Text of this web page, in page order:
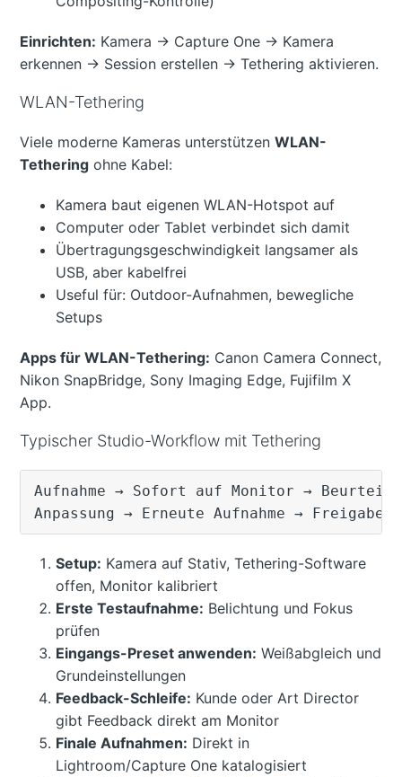
Einrichten: Kamera → Capture One → Kamera
erkennen → Session erstellen → Tethering aktivieren.
WLAN-Tethering
Viele moderne Kameras unterstützenWLAN-
Tethering ohne Kabel:
Kamera baut eigenen WLAN-Hotspot auf
Computer oder Tablet verbindet sich damit
Übertragungsgeschwindigkeit langsamer als
USB, aber kabelfrei
Useful für: Outdoor-Aufnahmen, bewegliche
Setups
Apps für WLAN-Tethering: Canon Camera Connect,
Nikon SnapBridge, Sony Imaging Edge, Fujifilm X
App.
Typischer Studio-Workflow mit Tethering
Aufnahme → Sofort auf Monitor →
Setup: Kamera auf Stativ, Tethering-Software
offen, Monitor kalibriert
Erste Testaufnahme: Belichtung und Fokus
prüfen
Eingangs-Preset anwenden: Weißabgleich und
Grundeinstellungen
Feedback-Schleife: Kunde oder Art Director
gibt Feedback direkt am Monitor
Finale Aufnahmen: Direkt in
Lightroom/Capture One katalogisiert